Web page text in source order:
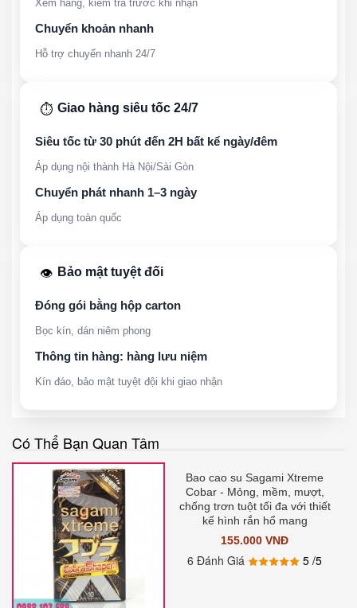
Xem hàng, kiểm tra trước khi nhận
Chuyển khoản nhanh
Hỗ trợ chuyển nhanh 24/7
⏱️ Giao hàng siêu tốc 24/7
Siêu tốc từ 30 phút đến 2H bất kể ngày/đêm
Áp dụng nội thành Hà Nội/Sài Gòn
Chuyển phát nhanh 1–3 ngày
Áp dụng toàn quốc
👁️ Bảo mật tuyệt đối
Đóng gói bằng hộp carton
Bọc kín, dán niêm phong
Thông tin hàng: hàng lưu niệm
Kín đáo, bảo mật tuyệt đội khi giao nhận
Có Thể Bạn Quan Tâm
Bao cao su Sagami Xtreme
Cobar - Mỏng, mềm, mượt,
chống trơn tuột tối đa với thiết
kế hình rắn hổ mang
155.000 VNĐ
6 Đánh Giá 5/5